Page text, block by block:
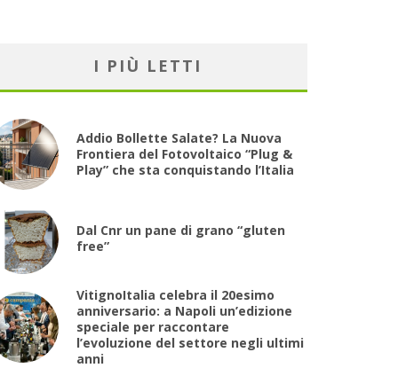
I PIÙ LETTI
Addio Bollette Salate? La Nuova
Frontiera del Fotovoltaico “Plug &
Play” che sta conquistando l’Italia
Dal Cnr un pane di grano “gluten
free”
VitignoItalia celebra il 20esimo
anniversario: a Napoli un’edizione
speciale per raccontare
l’evoluzione del settore negli ultimi
anni